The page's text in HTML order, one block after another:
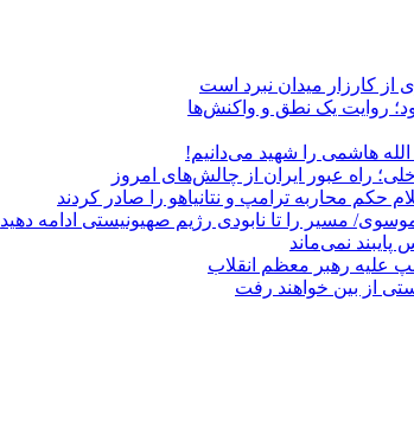
از کارزار میدان نبرد است
روایت یک نطق و واکنش‌ها
هاشمی را شهید می‌دانیم!
راه عبور ایران از چالش‌های امروز
مسیر را تا نابودی رژیم صهیونیستی ادامه دهید
پایبند نمی‌ماند
علیه رهبر معظم انقلاب
از بین خواهند رفت